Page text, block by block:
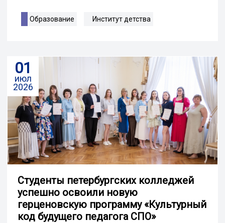
Образование Институт детства
01
июл
2026
Студенты петербургских колледжей
успешно освоили новую
герценовскую программу «Культурный
код будущего педагога СПО»